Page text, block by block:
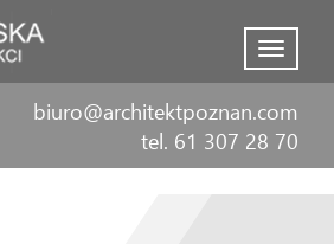
Menu
biuro@architektpoznan.com
tel. 61 307 28 70